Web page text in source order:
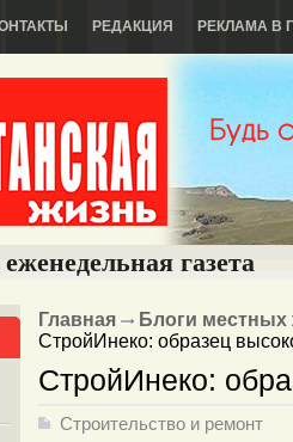
РЕДАКЦИЯ РЕКЛАМА В
газета
Главная
Блоги местных
СтройИнеко: образец
СтройИнеко:
Строительство и ремонт